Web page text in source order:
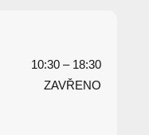
10:30 – 18:30
ZAVŘENO